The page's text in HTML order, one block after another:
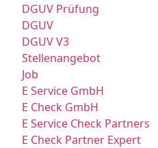
DGUV Prüfung
DGUV
DGUV V3
Stellenangebot
Job
E Service GmbH
E Check GmbH
E Service Check Partners
E Check Partner Expert